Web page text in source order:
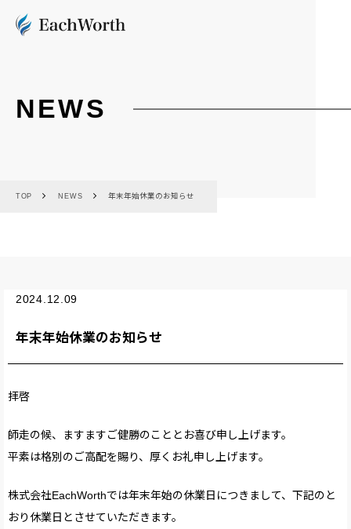
NEWS
TOP NEWS 年末年始休業のお知らせ
2024.12.09
年末年始休業のお知らせ
拝啓
師走の候、ますますご健勝のこととお喜び申し上げます。
平素は格別のご高配を賜り、厚くお礼申し上げます。
株式会社EachWorthでは年末年始の休業日につきまして、下記のと
おり休業日とさせていただきます。